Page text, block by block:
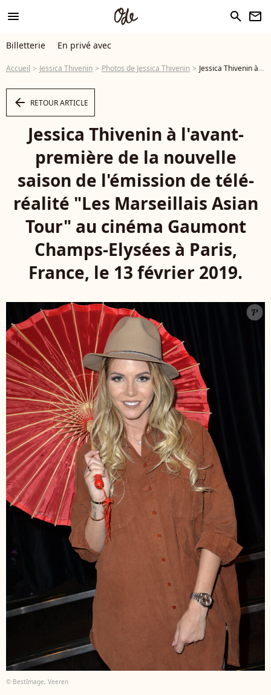
menu search newsletter
Billetterie En privé avec
Accueil Jessica Thivenin Photos de Jessica Thivenin Jessica Thivenin à l'avant-première de la nouvelle saison de l'émission de télé-réalité "Les Marseillais Asian Tour" au cinéma Gaumont Champs-Elysées à Paris, France, le 13 février 2019. © Veeren/Bestimage - Photo
arrow_left RETOUR ARTICLE
Jessica Thivenin à l'avant-
première de la nouvelle
saison de l'émission de télé-
réalité "Les Marseillais Asian
Tour" au cinéma Gaumont
Champs-Elysées à Paris,
France, le 13 février 2019.
© BestImage, Veeren